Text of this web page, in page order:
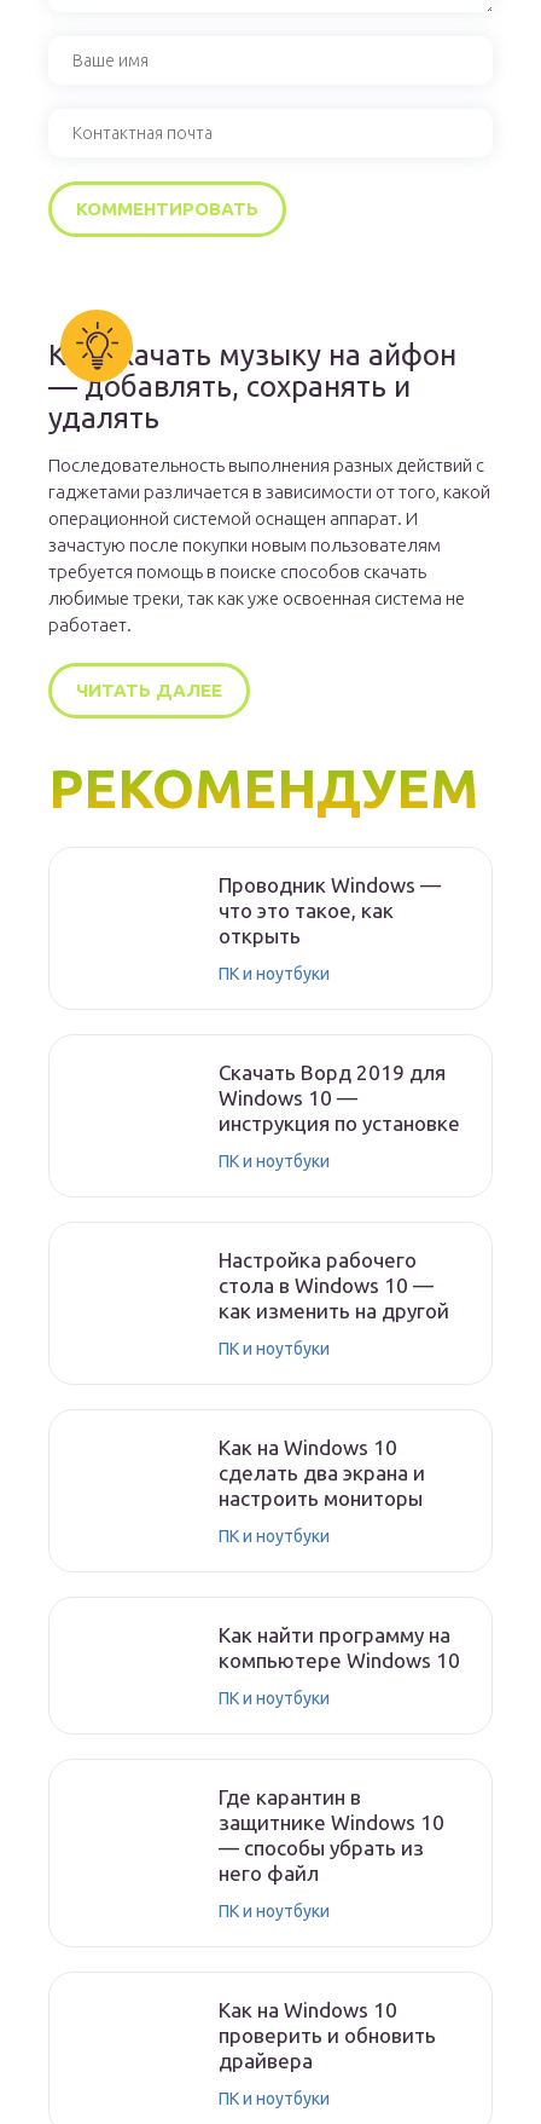
Как скачать музыку на айфон
— добавлять, сохранять и
удалять
Последовательность выполнения разных действий с
гаджетами различается в зависимости от того, какой
операционной системой оснащен аппарат. И
зачастую после покупки новым пользователям
требуется помощь в поиске способов скачать
любимые треки, так как уже освоенная система не
работает.
ЧИТАТЬ ДАЛЕЕ
РЕКОМЕНДУЕМ
Проводник Windows —
что это такое, как
открыть
ПК и ноутбуки
Скачать Ворд 2019 для
Windows 10 —
инструкция по установке
ПК и ноутбуки
Настройка рабочего
стола в Windows 10 —
как изменить на другой
ПК и ноутбуки
Как на Windows 10
сделать два экрана и
настроить мониторы
ПК и ноутбуки
Как найти программу на
компьютере Windows 10
ПК и ноутбуки
Где карантин в
защитнике Windows 10
— способы убрать из
него файл
ПК и ноутбуки
Как на Windows 10
проверить и обновить
драйвера
ПК и ноутбуки